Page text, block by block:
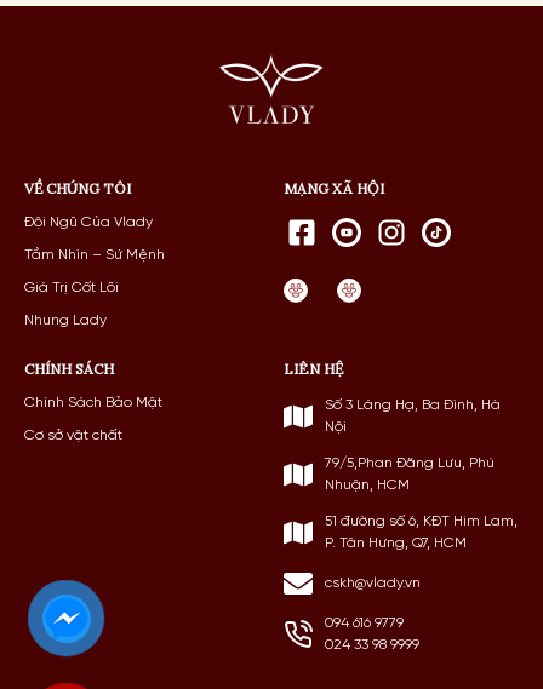
VỀ CHÚNG TÔI
Đội Ngũ Của Vlady
Tầm Nhìn – Sứ Mệnh
Giá Trị Cốt Lõi
Nhung Lady
CHÍNH SÁCH
Chính Sách Bảo Mật
Cơ sở vật chất
LIÊN HỆ
Số 3 Láng Hạ, Ba Đình, Hà
Nội
79/5,Phan Đăng Lưu, Phú
Nhuận, HCM
51 đường số 6, KĐT Him Lam,
P. Tân Hưng, Q7, HCM
cskh@vlady.vn
094 616 9779
024 33 98 9999
MẠNG XÃ HỘI